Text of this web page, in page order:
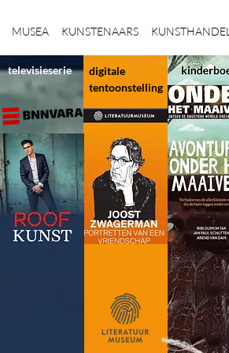
MUSEA KUNSTENAARS KUNSTHANDEL
digitale
tentoonstelling
televisieserie